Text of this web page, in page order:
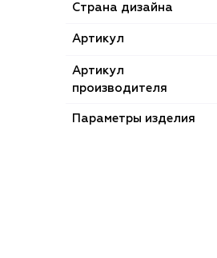
Страна дизайна
Артикул
Артикул
производителя
Параметры изделия